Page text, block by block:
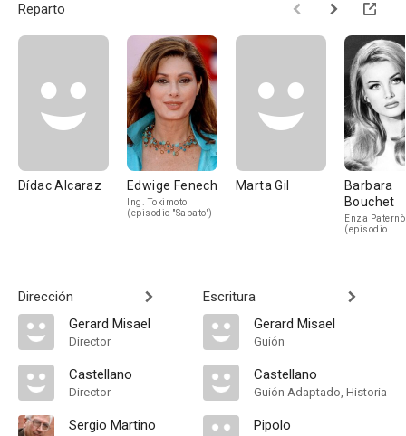
Reparto
Dídac Alcaraz Edwige Fenech
Ing. Tokimoto
(episodio "Sabato")
Marta Gil
Barbara
Bouchet
Enza Paternò
(episodio
Dirección
Gerard Misael
Director
Castellano
Director
Sergio Martino
Escritura
Gerard Misael
Guión
Castellano
Guión Adaptado, Historia
Pipolo